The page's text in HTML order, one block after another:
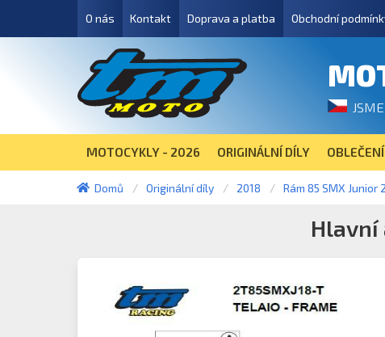
O nás Kontakt Doprava a platba Obchodní
MOTOCYKLY - 2026 ORIGINÁLNÍ DÍLY
Domů Originální díly 2018 Rám 85 SMX Junior
Hlavní